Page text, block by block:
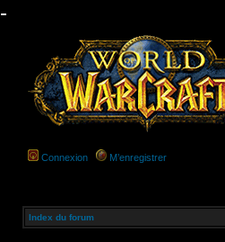
-
Connexion M’enregistrer
Index du forum